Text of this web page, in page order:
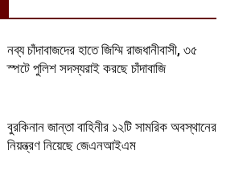
নব্য চাঁদাবাজদের হাতে জিম্মি রাজধানীবাসী, ৩৫
স্পটে পুলিশ সদস্যরাই করছে চাঁদাবাজি
বুরকিনান জান্তা বাহিনীর ১২টি সামরিক অবস্থানের
নিয়ন্ত্রণ নিয়েছে জেএনআইএম